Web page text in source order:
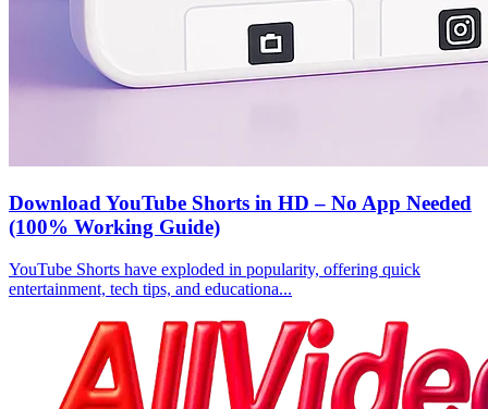
Download YouTube Shorts in HD – No App Needed
(100% Working Guide)
YouTube Shorts have exploded in popularity, offering quick
entertainment, tech tips, and educationa...